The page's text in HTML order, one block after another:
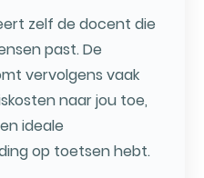
zelf de docent die
past. De
vervolgens vaak
naar jou toe,
ideale
op toetsen hebt.